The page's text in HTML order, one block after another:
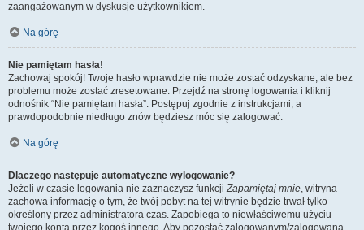
zaangażowanym w dyskusje użytkownikiem.
Na górę
Nie pamiętam hasła!
Zachowaj spokój! Twoje hasło wprawdzie nie może zostać odzyskane, ale bez
problemu może zostać zresetowane. Przejdź na stronę logowania i kliknij
odnośnik “Nie pamiętam hasła”. Postępuj zgodnie z instrukcjami, a
prawdopodobnie niedługo znów będziesz móc się zalogować.
Na górę
Dlaczego następuje automatyczne wylogowanie?
Jeżeli w czasie logowania nie zaznaczysz funkcjiZapamiętaj mnie, witryna
zachowa informację o tym, że twój pobyt na tej witrynie będzie trwał tylko
określony przez administratora czas. Zapobiega to niewłaściwemu użyciu
twojego konta przez kogoś innego. Aby pozostać zalogowanym/zalogowaną,